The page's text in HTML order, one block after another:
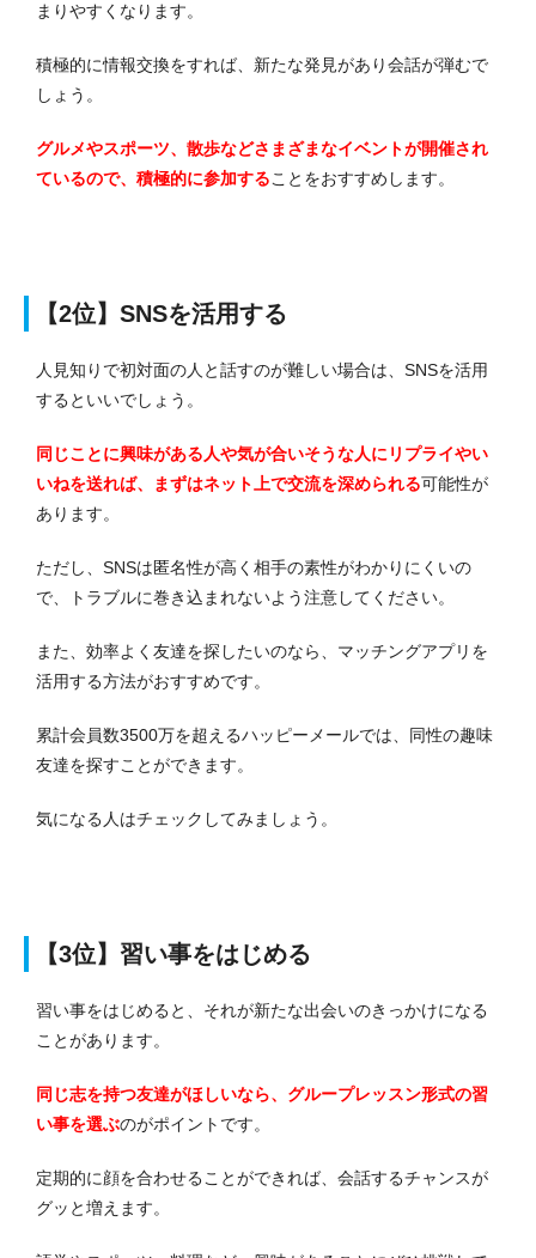
まりやすくなります。
積極的に情報交換をすれば、新たな発見があり会話が弾むで
しょう。
グルメやスポーツ、散歩などさまざまなイベントが開催され
ているので、積極的に参加することをおすすめします。
【2位】SNSを活用する
人見知りで初対面の人と話すのが難しい場合は、SNSを活用
するといいでしょう。
同じことに興味がある人や気が合いそうな人にリプライやい
いねを送れば、まずはネット上で交流を深められる可能性が
あります。
ただし、SNSは匿名性が高く相手の素性がわかりにくいの
で、トラブルに巻き込まれないよう注意してください。
また、効率よく友達を探したいのなら、マッチングアプリを
活用する方法がおすすめです。
累計会員数3500万を超えるハッピーメールでは、同性の趣味
友達を探すことができます。
気になる人はチェックしてみましょう。
【3位】習い事をはじめる
習い事をはじめると、それが新たな出会いのきっかけになる
ことがあります。
同じ志を持つ友達がほしいなら、グループレッスン形式の習
い事を選ぶのがポイントです。
定期的に顔を合わせることができれば、会話するチャンスが
グッと増えます。